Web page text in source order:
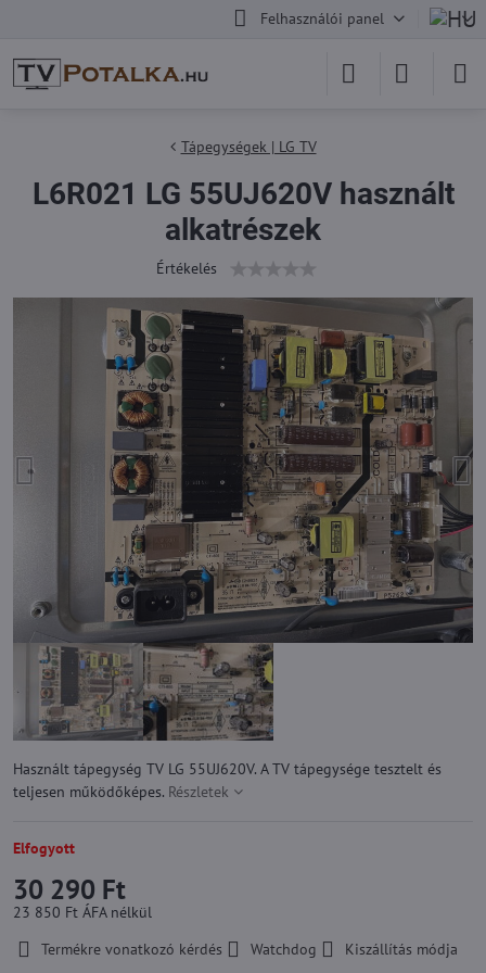
Felhasználói panel
Tápegységek | LG TV
L6R021 LG 55UJ620V használt
alkatrészek
Értékelés
Használt tápegység TV LG 55UJ620V. A TV tápegysége tesztelt és
teljesen működőképes. Részletek
Elfogyott
30 290 Ft
23 850 Ft ÁFA nélkül
Termékre vonatkozó kérdés
Watchdog
Kiszállítás módja